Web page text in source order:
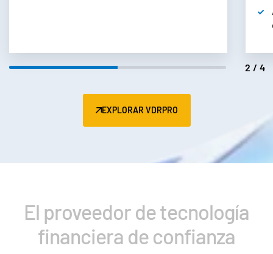
2/4
EXPLORAR VDRPRO
El proveedor de tecnología
financiera de confianza